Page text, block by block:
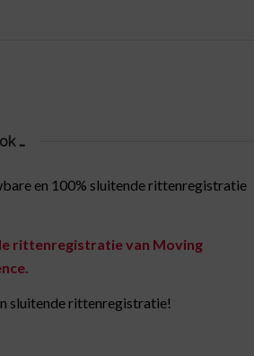
…
en 100% sluitende rittenregistratie
rittenregistratie van Moving
sluitende rittenregistratie!